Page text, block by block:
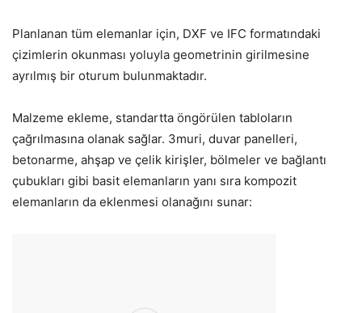
Planlanan tüm elemanlar için, DXF ve IFC formatındaki
çizimlerin okunması yoluyla geometrinin girilmesine
ayrılmış bir oturum bulunmaktadır.
Malzeme ekleme, standartta öngörülen tabloların
çağrılmasına olanak sağlar. 3muri, duvar panelleri,
betonarme, ahşap ve çelik kirişler, bölmeler ve bağlantı
çubukları gibi basit elemanların yanı sıra kompozit
elemanların da eklenmesi olanağını sunar: